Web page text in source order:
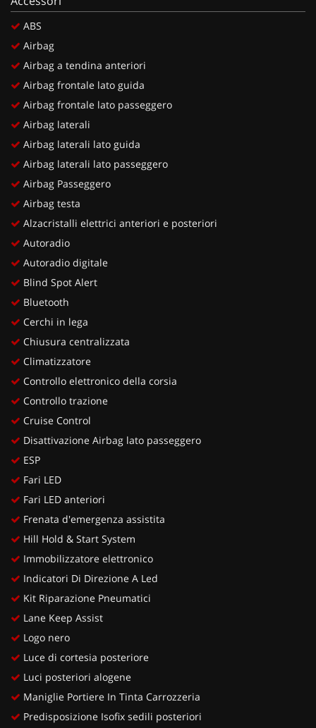
ABS
Airbag
Airbag a tendina anteriori
Airbag frontale lato guida
Airbag frontale lato passeggero
Airbag laterali
Airbag laterali lato guida
Airbag laterali lato passeggero
Airbag Passeggero
Airbag testa
Alzacristalli elettrici anteriori e posteriori
Autoradio
Autoradio digitale
Blind Spot Alert
Bluetooth
Cerchi in lega
Chiusura centralizzata
Climatizzatore
Controllo elettronico della corsia
Controllo trazione
Cruise Control
Disattivazione Airbag lato passeggero
ESP
Fari LED
Fari LED anteriori
Frenata d'emergenza assistita
Hill Hold & Start System
Immobilizzatore elettronico
Indicatori Di Direzione A Led
Kit Riparazione Pneumatici
Lane Keep Assist
Logo nero
Luce di cortesia posteriore
Luci posteriori alogene
Maniglie Portiere In Tinta Carrozzeria
Predisposizione Isofix sedili posteriori